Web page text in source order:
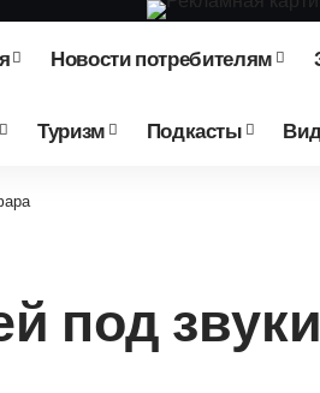
Новости потребителям
Туризм Подкасты
под